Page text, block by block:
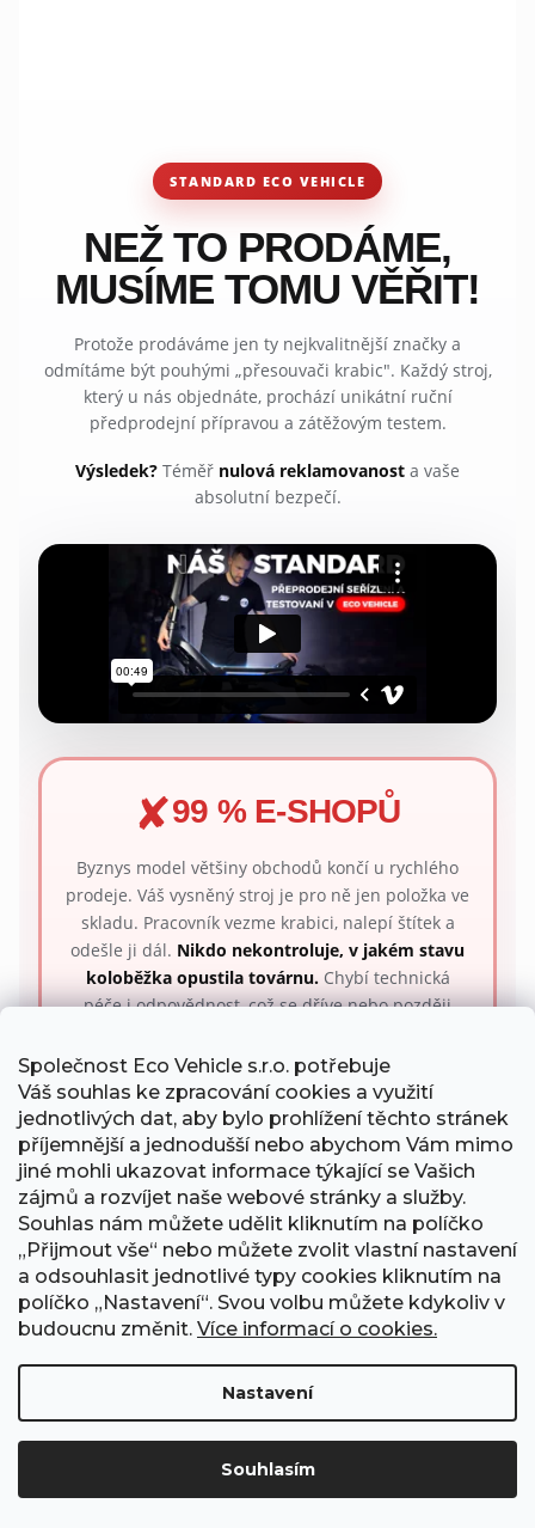
Společnost Eco Vehicle s.r.o. potřebuje
Váš souhlas ke zpracování cookies a využití
jednotlivých dat, aby bylo prohlížení těchto stránek
příjemnější a jednodušší nebo abychom Vám mimo
jiné mohli ukazovat informace týkající se Vašich
zájmů a rozvíjet naše webové stránky a služby.
Souhlas nám můžete udělit kliknutím na políčko
„Přijmout vše“ nebo můžete zvolit vlastní nastavení
a odsouhlasit jednotlivé typy cookies kliknutím na
políčko „Nastavení“. Svou volbu můžete kdykoliv v
budoucnu změnit. Více informací o cookies.
Nastavení
Souhlasím
STANDARD ECO VEHICLE
NEŽ TO PRODÁME,
MUSÍME TOMU VĚŘIT!
Protože prodáváme jen ty nejkvalitnější značky a
odmítáme být pouhými „přesouvači krabic". Každý stroj,
který u nás objednáte, prochází unikátní ruční
předprodejní přípravou a zátěžovým testem.
Výsledek? Téměř nulová reklamovanost a vaše
absolutní bezpečí.
✘99 % E-SHOPŮ
Byznys model většiny obchodů končí u rychlého
prodeje. Váš vysněný stroj je pro ně jen položka ve
skladu. Pracovník vezme krabici, nalepí štítek a
odešle ji dál. Nikdo nekontroluje, v jakém stavu
koloběžka opustila továrnu.Chybí technická
péče i odpovědnost, což se dříve nebo později
✔NÁŠ PŘÍSTUP
Jdeme úplně opačnou cestou. Sami na těchto
strojích denně jezdíme, takže přesně víme, jak
zásadní je spolehlivost.
Každou koloběžku před
odesláním precizně ladíme a testujeme s
maximální pečlivostí, jako by byla naše vlastní.